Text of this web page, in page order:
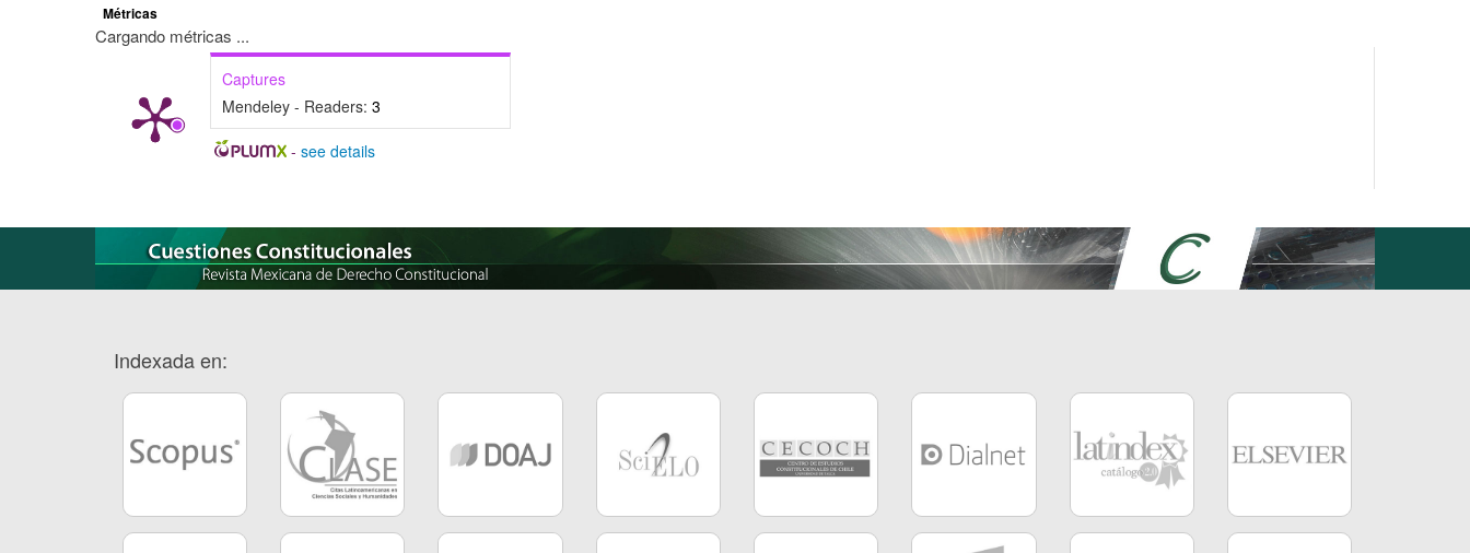
Métricas
Cargando métricas ...
Captures
Mendeley - Readers: 3
- see details
Indexada en: